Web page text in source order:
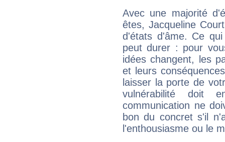
Avec une majorité
êtes, Jacqueline
d'états d'âme. Ce
peut durer : pour
idées changent, les
et leurs
laisser la porte de
vulnérabilité doit
communication ne
bon du concret s'il
l'enthousiasme ou le